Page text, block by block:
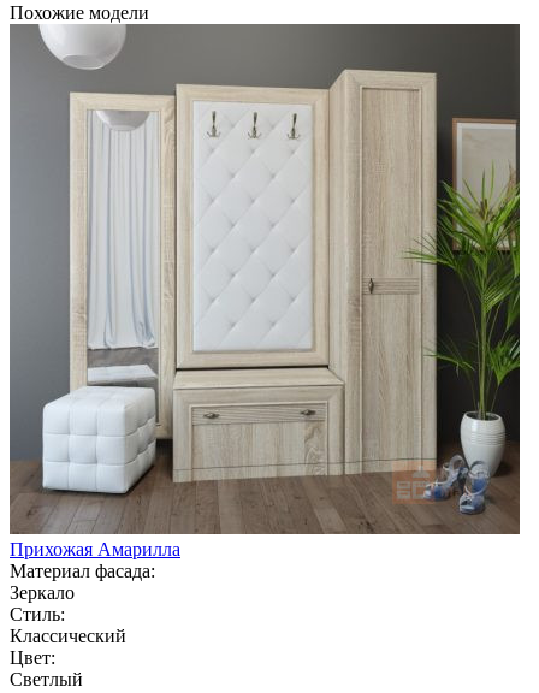
Похожие модели
Прихожая Амарилла
Материал фасада:
Зеркало
Стиль:
Классический
Цвет:
Светлый